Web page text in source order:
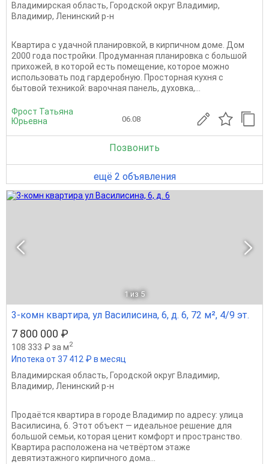
Владимирская область, Городской округ Владимир,
Владимир, Ленинский р-н
Квартира с удачной планировкой, в кирпичном доме. Дом
2000 года постройки. Продуманная планировка с большой
прихожей, в которой есть помещение, которое можно
использовать под гардеробную. Просторная кухня с
бытовой техникой: варочная панель, духовка,...
Фрост Татьяна
Юрьевна
06.08
Позвонить
ещё 2 объявления
1 из 5
3-комн квартира, ул Василисина, 6, д. 6, 72 м², 4/9 эт.
7 800 000 ₽
108 333 ₽ за м2
Ипотека от 37 412 ₽ в месяц
Владимирская область, Городской округ Владимир,
Владимир, Ленинский р-н
Продаётся квартира в городе Владимир по адресу: улица
Василисина, 6. Этот объект — идеальное решение для
большой семьи, которая ценит комфорт и пространство.
Квартира расположена на четвёртом этаже
девятиэтажного кирпичного дома...